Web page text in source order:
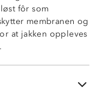
fôr som
membranen og
at jakken oppleves